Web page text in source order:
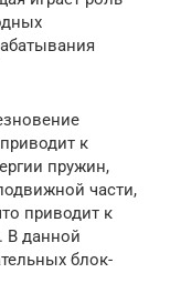
к
пружин,
части,
приводит к
В данной
блок-